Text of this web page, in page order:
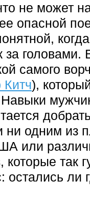
не может
опасной
за головами.
самого
Китч),
ни одним из
или
которые так
остались ли